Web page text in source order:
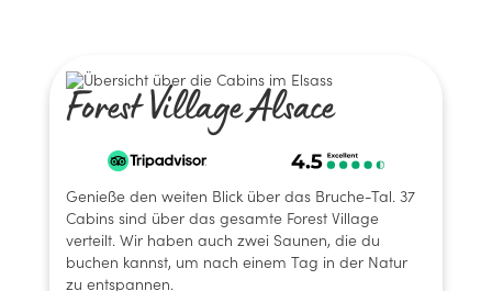
Forest Village Alsace
Genieße den weiten Blick über das Bruche-Tal. 37
Cabins sind über das gesamte Forest Village
verteilt. Wir haben auch zwei Saunen, die du
buchen kannst, um nach einem Tag in der Natur
zu entspannen.